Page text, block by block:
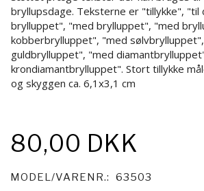
bryllupsdage. Teksterne er "tillykke", "til
brylluppet", "med brylluppet", "med
kobberbrylluppet", "med
guldbrylluppet", "med
krondiamantbrylluppet". Stort tillykke
og skyggen ca. 6,1x3,1 cm
80,00 DKK
MODEL/VARENR.: 63503